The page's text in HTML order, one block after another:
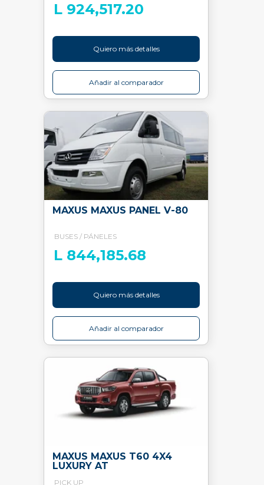
L 924,517.20
Quiero más detalles
Añadir al comparador
MAXUS MAXUS PANEL V-80
BUSES / PÁNELES
L 844,185.68
Quiero más detalles
Añadir al comparador
MAXUS MAXUS T60 4X4
LUXURY AT
PICK UP